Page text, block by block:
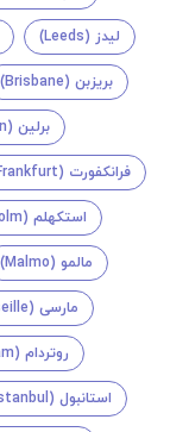
لیدز (Leeds)
بریزبن (Brisbane)
برلین (Berlin)
فرانکفورت (Frankfurt)
استکهلم (Stockholm)
مالمو (Malmo)
مارسی (Marseille)
روتردام (Rotterdam)
استانبول (Istanbul)